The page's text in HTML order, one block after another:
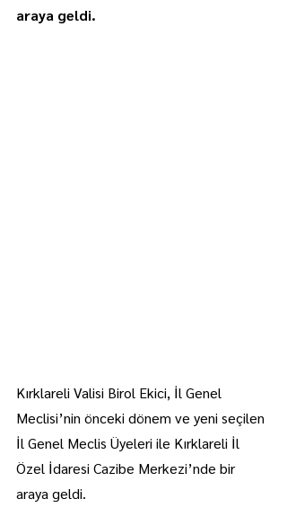
araya geldi.
Kırklareli Valisi Birol Ekici, İl Genel
Meclisi’nin önceki dönem ve yeni seçilen
İl Genel Meclis Üyeleri ile Kırklareli İl
Özel İdaresi Cazibe Merkezi’nde bir
araya geldi.